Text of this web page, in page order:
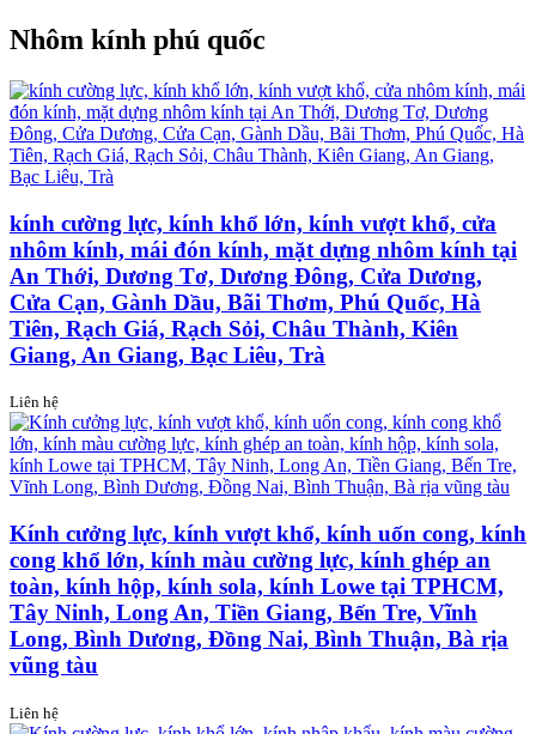
Nhôm kính phú quốc
kính cường lực, kính khổ lớn, kính vượt khổ, cửa
nhôm kính, mái đón kính, mặt dựng nhôm kính tại
An Thới, Dương Tơ, Dương Đông, Cửa Dương,
Cửa Cạn, Gành Dầu, Bãi Thơm, Phú Quốc, Hà
Tiên, Rạch Giá, Rạch Sỏi, Châu Thành, Kiên
Giang, An Giang, Bạc Liêu, Trà
Liên hệ
Kính cưởng lực, kính vượt khổ, kính uốn cong, kính
cong khổ lớn, kính màu cường lực, kính ghép an
toàn, kính hộp, kính sola, kính Lowe tại TPHCM,
Tây Ninh, Long An, Tiền Giang, Bến Tre, Vĩnh
Long, Bình Dương, Đồng Nai, Bình Thuận, Bà rịa
vũng tàu
Liên hệ